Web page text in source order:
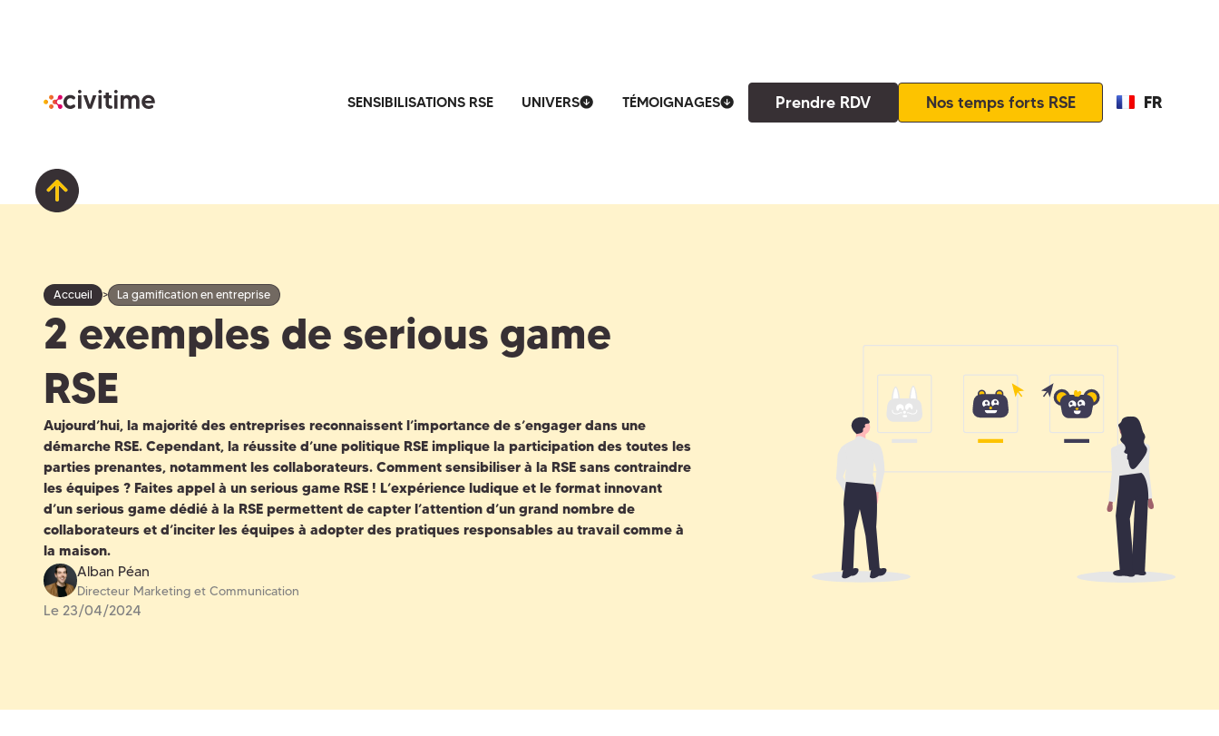
SENSIBILISATIONS RSE UNIVERS TÉMOIGNAGES Prendre RDV Nos temps forts RSE FR
Accueil > La gamification en entreprise
2 exemples de serious game
RSE
Aujourd’hui, la majorité des entreprises reconnaissent l’importance de s’engager dans une
démarche RSE. Cependant, la réussite d’une politique RSE implique la participation des toutes les
parties prenantes, notamment les collaborateurs. Comment sensibiliser à la RSE sans contraindre
les équipes ? Faites appel à un serious game RSE ! L’expérience ludique et le format innovant
d’un serious game dédié à la RSE permettent de capter l’attention d’un grand nombre de
collaborateurs et d’inciter les équipes à adopter des pratiques responsables au travail comme à
la maison.
Alban Péan
Directeur Marketing et Communication
Le 23/04/2024